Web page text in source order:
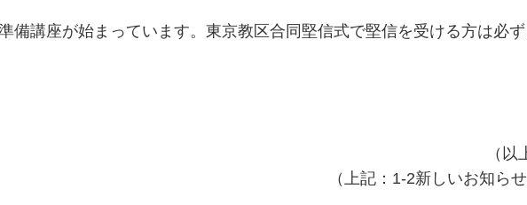
備講座が始まっています。東京教区合同堅信式で堅信を受ける方は必
（以
（上記：1-2新しいお知ら